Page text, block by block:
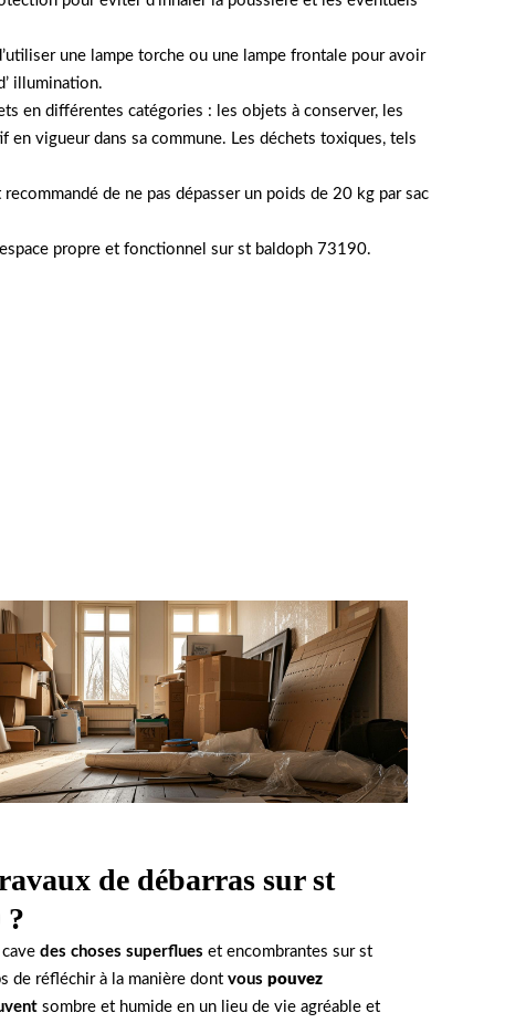
une lampe torche ou une lampe frontale pour avoir
illumination.
en différentes catégories : les objets à conserver, les
vigueur dans sa commune. Les déchets toxiques, tels
de ne pas dépasser un poids de 20 kg par sac
propre et fonctionnel sur st baldoph 73190.
de débarras sur st
?
cave des choses superflues et encombrantes sur st
de réfléchir à la manière dont vous pouvez
sombre et humide en un lieu de vie agréable et